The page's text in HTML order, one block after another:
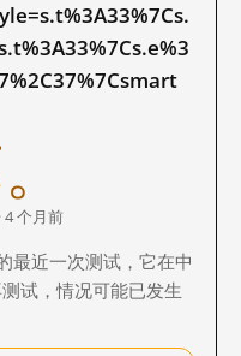
4 个月前
最近一次测试，它在中
试，情况可能已发生